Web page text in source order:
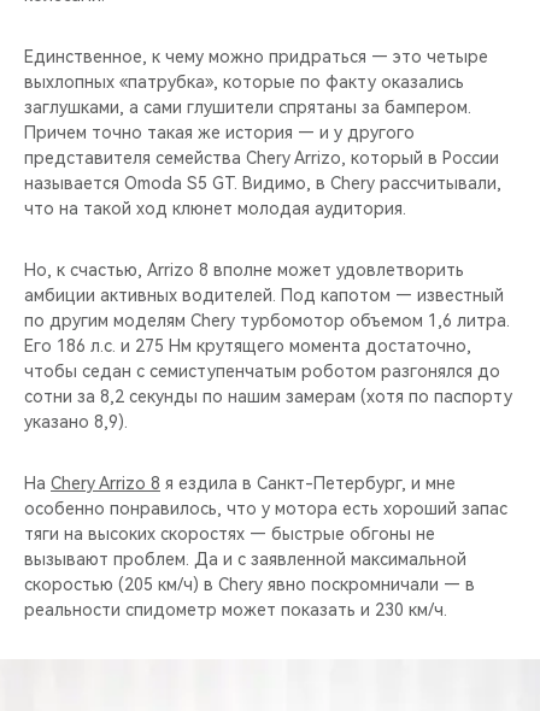
Единственное, к чему можно придраться — это четыре
выхлопных «патрубка», которые по факту оказались
заглушками, а сами глушители спрятаны за бампером.
Причем точно такая же история — и у другого
представителя семейства Chery Arrizo, который в России
называется Omoda S5 GT. Видимо, в Chery рассчитывали,
что на такой ход клюнет молодая аудитория.
Но, к счастью, Arrizo 8 вполне может удовлетворить
амбиции активных водителей. Под капотом — известный
по другим моделям Chery турбомотор объемом 1,6 литра.
Его 186 л.с. и 275 Нм крутящего момента достаточно,
чтобы седан с семиступенчатым роботом разгонялся до
сотни за 8,2 секунды по нашим замерам (хотя по паспорту
указано 8,9).
На Chery Arrizo 8 я ездила в Санкт-Петербург, и мне
особенно понравилось, что у мотора есть хороший запас
тяги на высоких скоростях — быстрые обгоны не
вызывают проблем. Да и с заявленной максимальной
скоростью (205 км/ч) в Chery явно поскромничали — в
реальности спидометр может показать и 230 км/ч.